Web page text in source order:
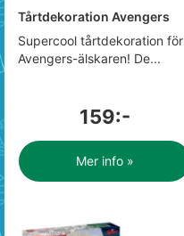
Tårtdekoration Avengers
Supercool tårtdekoration för
Avengers-älskaren! De...
159:-
Mer info »